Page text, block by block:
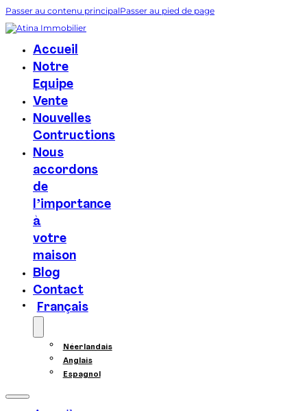
Passer au contenu principalPasser au pied de page
Accueil
Notre
Equipe
Vente
Nouvelles
Contructions
Nous
accordons
de
l’importance
à
votre
maison
Blog
Contact
Français
Néerlandais
Anglais
Espagnol